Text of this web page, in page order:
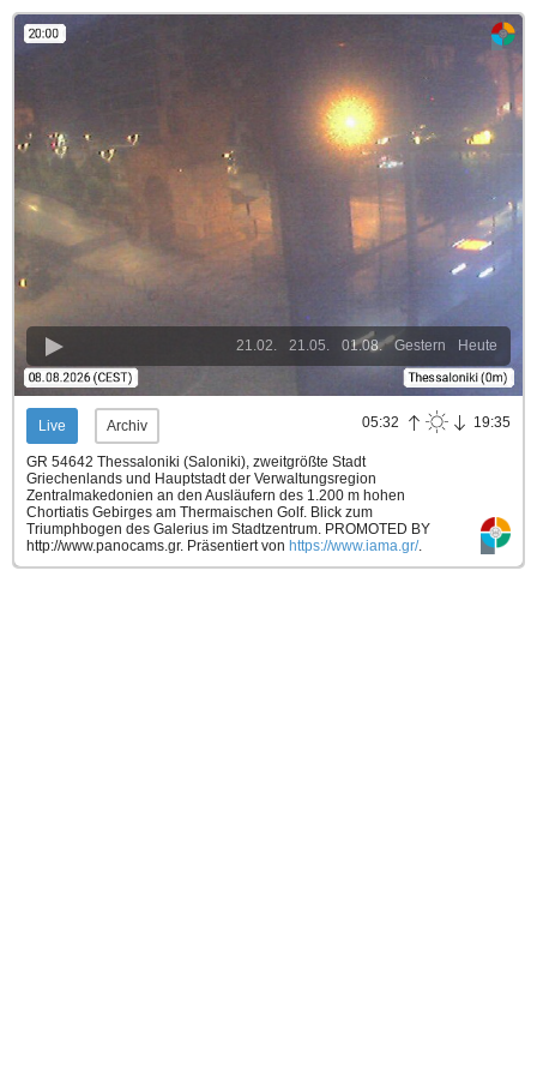
Heute
Gestern
01.08.
21.05.
21.02.
Live Archiv 05:32 19:35
GR 54642 Thessaloniki (Saloniki), zweitgrößte Stadt
Griechenlands und Hauptstadt der Verwaltungsregion
Zentralmakedonien an den Ausläufern des 1.200 m hohen
Chortiatis Gebirges am Thermaischen Golf. Blick zum
Triumphbogen des Galerius im Stadtzentrum. PROMOTED BY
http://www.panocams.gr. Präsentiert von https://www.iama.gr/.